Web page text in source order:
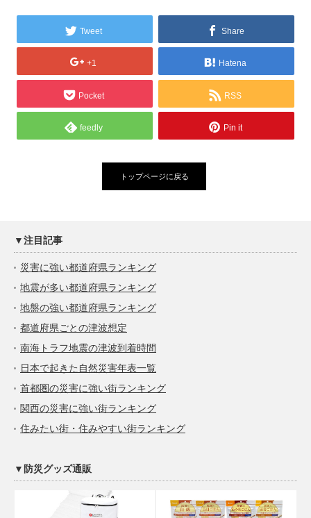
Tweet Share
+1 Hatena
Pocket RSS
feedly Pin it
トップページに戻る
▼注目記事
災害に強い都道府県ランキング
地震が多い都道府県ランキング
地盤の強い都道府県ランキング
都道府県ごとの津波想定
南海トラフ地震の津波到着時間
日本で起きた自然災害年表一覧
首都圏の災害に強い街ランキング
関西の災害に強い街ランキング
住みたい街・住みやすい街ランキング
▼防災グッズ通販